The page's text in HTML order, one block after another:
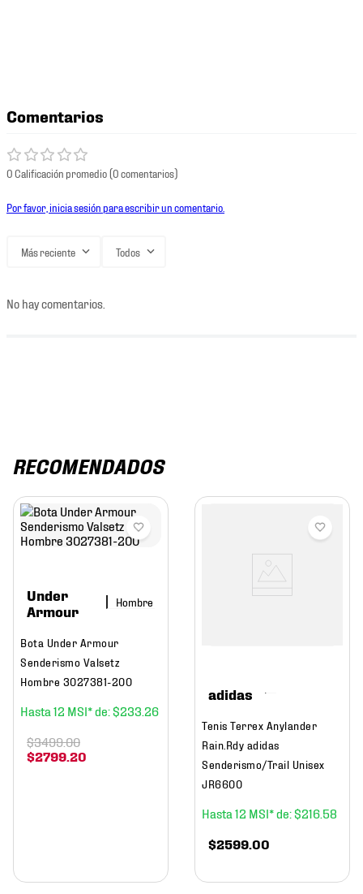
Comentarios
0 Calificación promedio(0 comentarios)
Por favor, inicia sesión para escribir un comentario.
Más reciente Todos
No hay comentarios.
RECOMENDADOS
Under
Armour
Hombre
Bota Under Armour
Senderismo Valsetz
Hombre 3027381-200
12 $233 26
$2799 20
$3499.00
adidas
Tenis Terrex Anylander
Rain.Rdy adidas
Senderismo/Trail Unisex
JR6600
12 $216 58
$2599 00